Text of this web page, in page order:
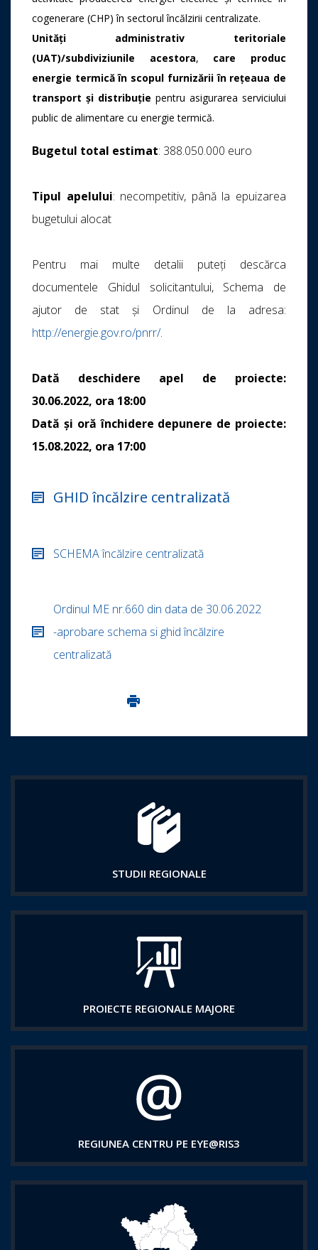
cogenerare (CHP) în sectorul încălzirii centralizate.
Unităţi administrativ teritoriale
(UAT)/subdiviziunile acestora, care produc
energie termică în scopul furnizării în reţeaua de
transport şi distribuţie pentru asigurarea serviciului
public de alimentare cu energie termică.
Bugetul total estimat: 388.050.000 euro
Tipul apelului: necompetitiv, până la epuizarea
bugetului alocat
Pentru mai multe detalii puteți descărca
documentele Ghidul solicitantului, Schema de
ajutor de stat și Ordinul de la adresa:
http://energie.gov.ro/pnrr/.
Dată deschidere apel de proiecte:
30.06.2022, ora 18:00
Dată şi oră închidere depunere de proiecte:
15.08.2022, ora 17:00
GHID încălzire centralizată
SCHEMA încălzire centralizată
Ordinul ME nr.660 din data de 30.06.2022
-aprobare schema si ghid încălzire
centralizată
Imprima aceasta pagina
STUDII REGIONALE
PROIECTE REGIONALE MAJORE
REGIUNEA CENTRU PE EYE@RIS3